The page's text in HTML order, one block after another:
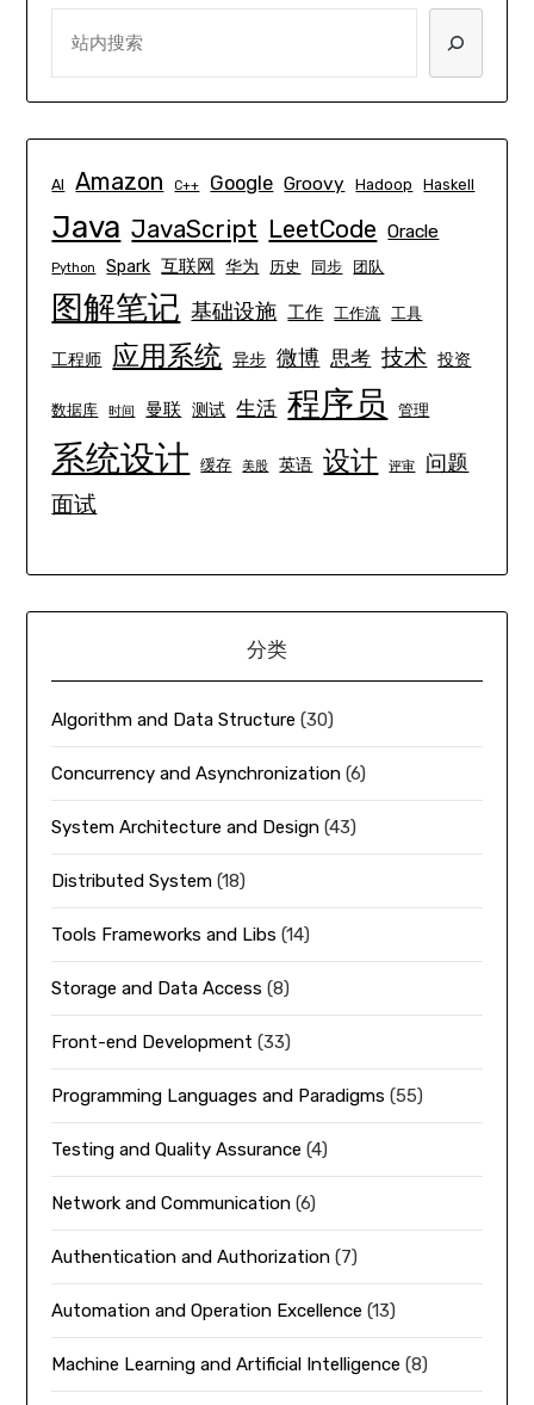
AI Amazon C++ Google Groovy Hadoop Haskell
Java JavaScript LeetCode Oracle
Python Spark 互联网 华为 历史 同步 团队
图解笔记 基础设施 工作 工作流 工具
工程师 应用系统 异步 微博 思考 技术 投资
数据库 时间 曼联 测试 生活 程序员 管理
系统设计 缓存 美股 英语 设计 评审 问题
面试
分类
Algorithm and Data Structure (30)
Concurrency and Asynchronization (6)
System Architecture and Design (43)
Distributed System (18)
Tools Frameworks and Libs (14)
Storage and Data Access (8)
Front-end Development (33)
Programming Languages and Paradigms (55)
Testing and Quality Assurance (4)
Network and Communication (6)
Authentication and Authorization (7)
Automation and Operation Excellence (13)
Machine Learning and Artificial Intelligence (8)